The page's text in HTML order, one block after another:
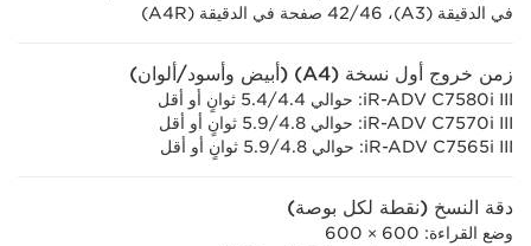
في الدقيقة (A3)، ‏46/‏42 صفحة في الدقيقة (A4R)
زمن خروج أول نسخة (A4) (أبيض وأسود/ألوان)
iR-ADV C7580i III: حوالي 4.4‏/5.4 ثوانٍ أو أقل
iR-ADV C7570i III: حوالي 4.8‏/5.9 ثوانٍ أو أقل
iR-ADV C7565i III: حوالي 4.8‏/5.9 ثوانٍ أو أقل
دقة النسخ (نقطة لكل بوصة)
وضع القراءة: 600 × 600